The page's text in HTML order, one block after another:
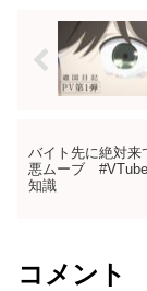
バイト先に絶対来
悪ムーブ
知識
コメント